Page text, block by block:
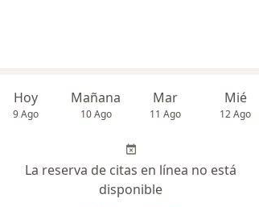
Hoy
9 Ago
Mañana
10 Ago
Mar
11 Ago
Mié
12 Ago
La reserva de citas en línea no está
disponible